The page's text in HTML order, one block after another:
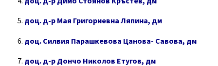
доц. д-р Мая Григориевна Ляпина, дм
доц. Силвия Парашкевова Цанова- Савова, дм
доц. д-р Дончо Николов Етугов, дм